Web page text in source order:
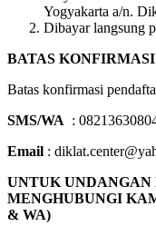
Yogyakarta a/n.
Dibayar langsung
BATAS KONFIRMASI
Batas konfirmasi
SMS/WA :
Email :
UNTUK
MENGHUBUNGI
& WA)